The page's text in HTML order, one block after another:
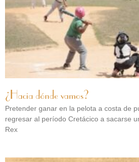
¿Hacia dónde vamos?
Pretender ganar en la pelota a costa de
regresar al período Cretácico a sacarse
Rex